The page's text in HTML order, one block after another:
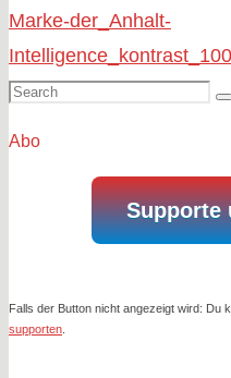
Search
Abo
Supporte
Falls der Button nicht angezeigt wird: Du
supporten